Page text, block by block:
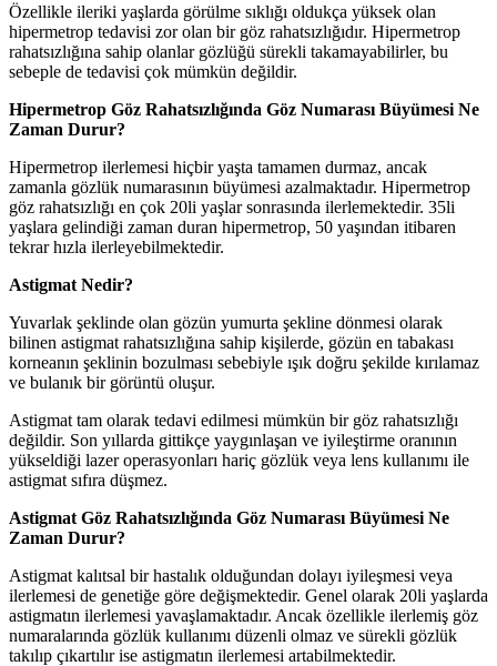
Özellikle ileriki yaşlarda görülme sıklığı oldukça yüksek olan
hipermetrop tedavisi zor olan bir göz rahatsızlığıdır. Hipermetrop
rahatsızlığına sahip olanlar gözlüğü sürekli takamayabilirler, bu
sebeple de tedavisi çok mümkün değildir.
Hipermetrop Göz Rahatsızlığında Göz Numarası Büyümesi Ne
Zaman Durur?
Hipermetrop ilerlemesi hiçbir yaşta tamamen durmaz, ancak
zamanla gözlük numarasının büyümesi azalmaktadır. Hipermetrop
göz rahatsızlığı en çok 20li yaşlar sonrasında ilerlemektedir. 35li
yaşlara gelindiği zaman duran hipermetrop, 50 yaşından itibaren
tekrar hızla ilerleyebilmektedir.
Astigmat Nedir?
Yuvarlak şeklinde olan gözün yumurta şekline dönmesi olarak
bilinen astigmat rahatsızlığına sahip kişilerde, gözün en tabakası
korneanın şeklinin bozulması sebebiyle ışık doğru şekilde kırılamaz
ve bulanık bir görüntü oluşur.
Astigmat tam olarak tedavi edilmesi mümkün bir göz rahatsızlığı
değildir. Son yıllarda gittikçe yaygınlaşan ve iyileştirme oranının
yükseldiği lazer operasyonları hariç gözlük veya lens kullanımı ile
astigmat sıfıra düşmez.
Astigmat Göz Rahatsızlığında Göz Numarası Büyümesi Ne
Zaman Durur?
Astigmat kalıtsal bir hastalık olduğundan dolayı iyileşmesi veya
ilerlemesi de genetiğe göre değişmektedir. Genel olarak 20li yaşlarda
astigmatın ilerlemesi yavaşlamaktadır. Ancak özellikle ilerlemiş göz
numaralarında gözlük kullanımı düzenli olmaz ve sürekli gözlük
takılıp çıkartılır ise astigmatın ilerlemesi artabilmektedir.